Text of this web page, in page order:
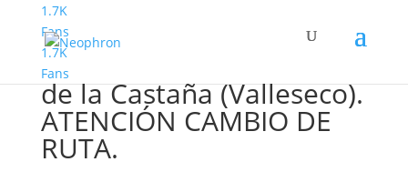
1.7K
Fans
1.7K
Fans
Senderismo Básico. Ruta
de la Castaña (Valleseco).
ATENCIÓN CAMBIO DE
RUTA.